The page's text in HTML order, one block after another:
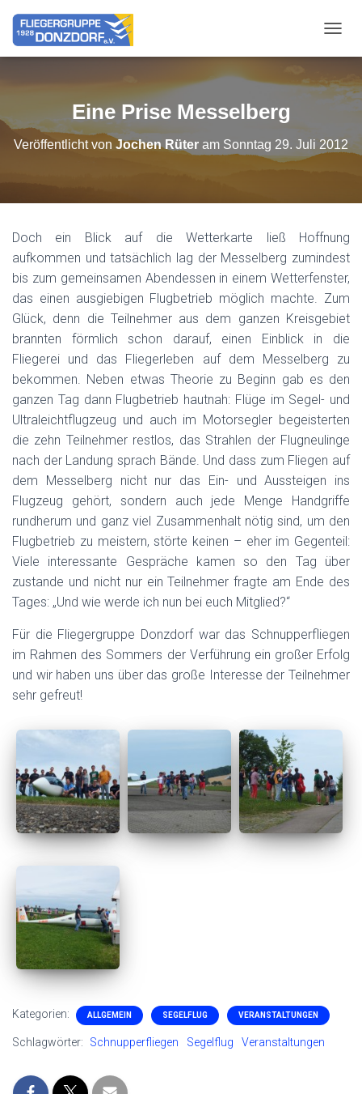
Eine Prise Messelberg
Veröffentlicht von Jochen Rüter am Sonntag 29. Juli 2012
Doch ein Blick auf die Wetterkarte ließ Hoffnung
aufkommen und tatsächlich lag der Messelberg zumindest
bis zum gemeinsamen Abendessen in einem Wetterfenster,
das einen ausgiebigen Flugbetrieb möglich machte. Zum
Glück, denn die Teilnehmer aus dem ganzen Kreisgebiet
brannten förmlich schon darauf, einen Einblick in die
Fliegerei und das Fliegerleben auf dem Messelberg zu
bekommen. Neben etwas Theorie zu Beginn gab es den
ganzen Tag dann Flugbetrieb hautnah: Flüge im Segel- und
Ultraleichtflugzeug und auch im Motorsegler begeisterten
die zehn Teilnehmer restlos, das Strahlen der Flugneulinge
nach der Landung sprach Bände. Und dass zum Fliegen auf
dem Messelberg nicht nur das Ein- und Aussteigen ins
Flugzeug gehört, sondern auch jede Menge Handgriffe
rundherum und ganz viel Zusammenhalt nötig sind, um den
Flugbetrieb zu meistern, störte keinen – eher im Gegenteil:
Viele interessante Gespräche kamen so den Tag über
zustande und nicht nur ein Teilnehmer fragte am Ende des
Tages: „Und wie werde ich nun bei euch Mitglied?“
Für die Fliegergruppe Donzdorf war das Schnupperfliegen
im Rahmen des Sommers der Verführung ein großer Erfolg
und wir haben uns über das große Interesse der Teilnehmer
sehr gefreut!
Kategorien: ALLGEMEIN SEGELFLUG VERANSTALTUNGEN
Schlagwörter: Schnupperfliegen Segelflug Veranstaltungen